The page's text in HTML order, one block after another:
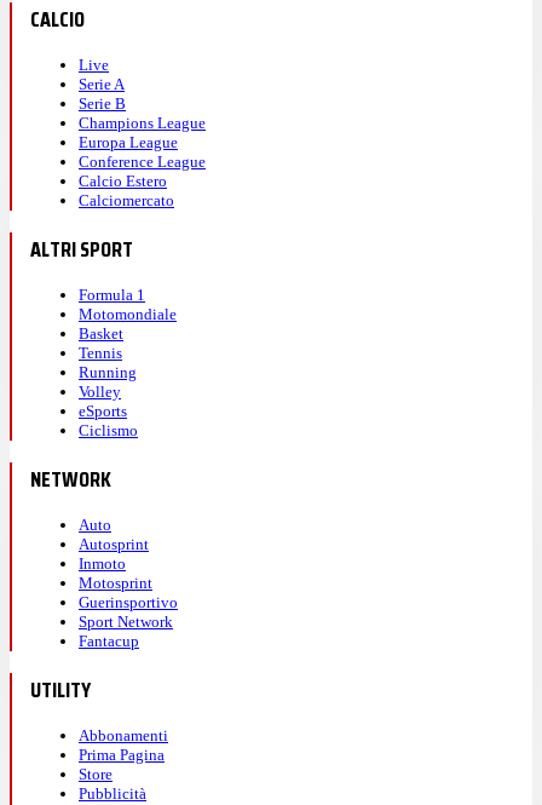
CALCIO
Live
Serie A
Serie B
Champions League
Europa League
Conference League
Calcio Estero
Calciomercato
ALTRI SPORT
Formula 1
Motomondiale
Basket
Tennis
Running
Volley
eSports
Ciclismo
NETWORK
Auto
Autosprint
Inmoto
Motosprint
Guerinsportivo
Sport Network
Fantacup
UTILITY
Abbonamenti
Prima Pagina
Store
Pubblicità